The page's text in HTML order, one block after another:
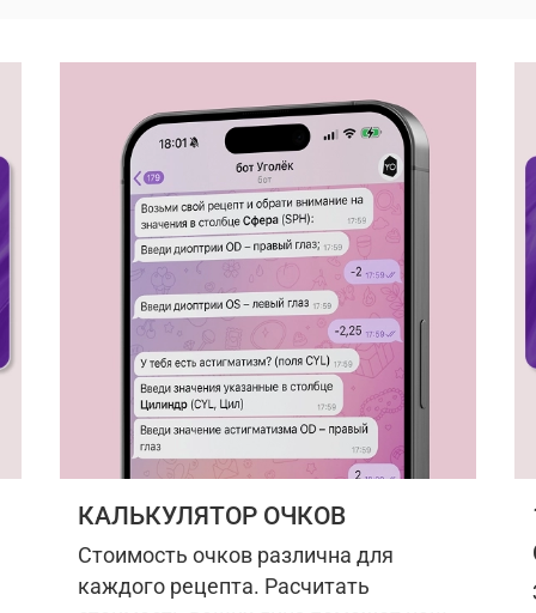
КАЛЬКУЛЯТОР ОЧКОВ
Стоимость очков различна для
каждого рецепта. Расчитать